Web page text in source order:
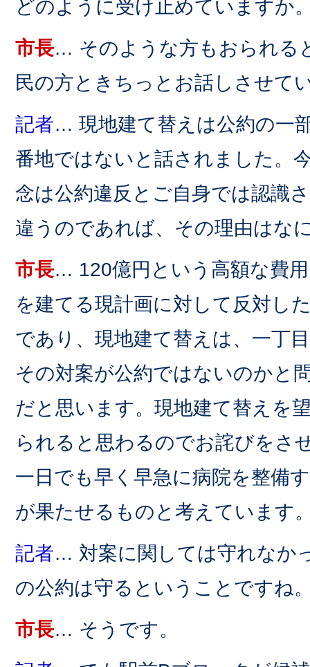
どのように受け止めていますか
市長… そのような方もおられる
民の方ときちっとお話しさせて
記者… 現地建て替えは公約の一
番地ではないと話されました。
念は公約違反とご自身では認識
違うのであれば、その理由はな
市長… 120億円という高額な費
を建てる現計画に対して反対し
であり、現地建て替えは、一丁
その対案が公約ではないのかと
だと思います。現地建て替えを
られると思わるのでお詫びをさ
一日でも早く早急に病院を整備
が果たせるものと考えています
記者… 対案に関しては守れなか
の公約は守るということですね
市長… そうです。